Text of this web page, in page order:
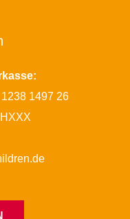
1497 26